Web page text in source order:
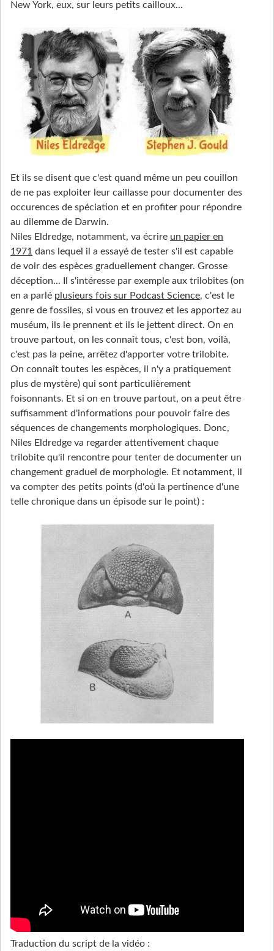
New York, eux, sur leurs petits cailloux...
Et ils se disent que c'est quand même un peu couillon
de ne pas exploiter leur caillasse pour documenter des
occurences de spéciation et en profiter pour répondre
au dilemme de Darwin.
Niles Eldredge, notamment, va écrire un papier en
1971 dans lequel il a essayé de tester s'il est capable
de voir des espèces graduellement changer. Grosse
déception... Il s'intéresse par exemple aux trilobites (on
en a parlé plusieurs fois sur Podcast Science, c'est le
genre de fossiles, si vous en trouvez et les apportez au
muséum, ils le prennent et ils le jettent direct. On en
trouve partout, on les connaît tous, c'est bon, voilà,
c'est pas la peine, arrêtez d'apporter votre trilobite.
On connaît toutes les espèces, il n'y a pratiquement
plus de mystère) qui sont particulièrement
foisonnants. Et si on en trouve partout, on a peut être
suffisamment d'informations pour pouvoir faire des
séquences de changements morphologiques. Donc,
Niles Eldredge va regarder attentivement chaque
trilobite qu'il rencontre pour tenter de documenter un
changement graduel de morphologie. Et notamment, il
va compter des petits points (d'où la pertinence d'une
telle chronique dans un épisode sur le point) :
Traduction du script de la vidéo :